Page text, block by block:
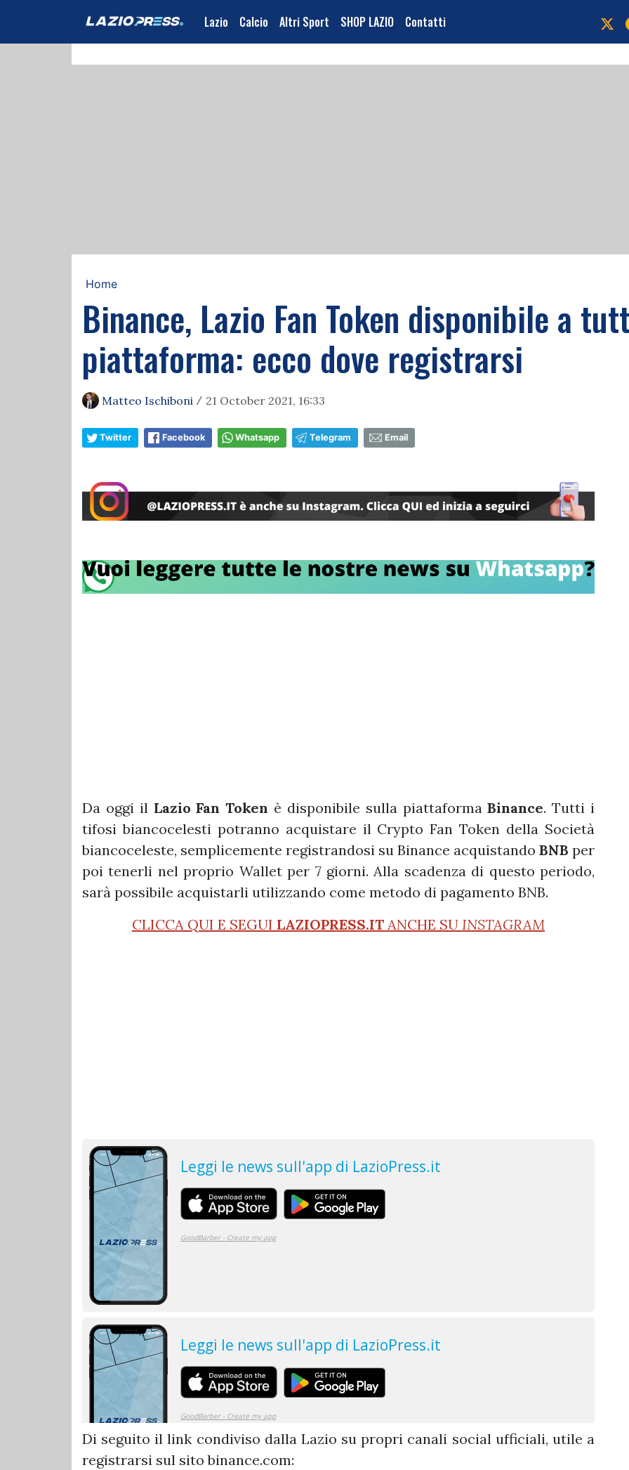
Lazio Calcio Altri Sport SHOP LAZIO Contatti
Home
Binance, Lazio Fan Token disponibile a
piattaforma: ecco dove registrarsi
Matteo Ischiboni / 21 October 2021, 16:33
Twitter Facebook Whatsapp Telegram Email
Da oggi il Lazio Fan Token è disponibile sulla piattaformaBinance. Tutti i
tifosi biancocelesti potranno acquistare il Crypto Fan Token della Società
biancoceleste, semplicemente registrandosi su Binance acquistando BNB per
poi tenerli nel proprio Wallet per 7 giorni. Alla scadenza di questo periodo,
sarà possibile acquistarli utilizzando come metodo di pagamento BNB.
CLICCA QUI E SEGUI LAZIOPRESS.IT ANCHE SU INSTAGRAM
Di seguito il link condiviso dalla Lazio su propri canali social ufficiali, utile a
registrarsi sul sito binance.com: